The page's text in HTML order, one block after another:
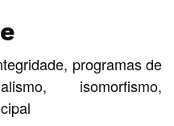
, programas de
, isomorfismo,